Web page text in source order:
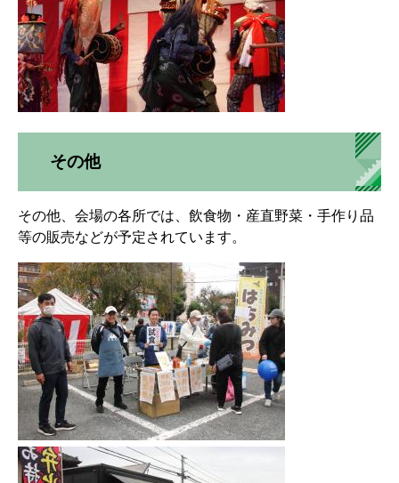
その他
その他、会場の各所では、飲食物・産直野菜・手作り品
等の販売などが予定されています。